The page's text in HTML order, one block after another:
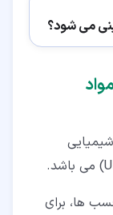
9 گانه مواد
ها، برای